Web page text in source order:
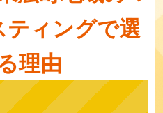
ィングで選
理由